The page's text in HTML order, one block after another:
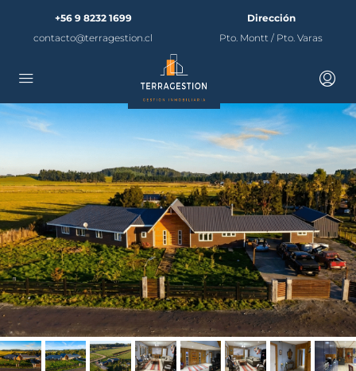
+56 9 8232 1699
contacto@terragestion.cl
Dirección
Pto. Montt / Pto. Varas